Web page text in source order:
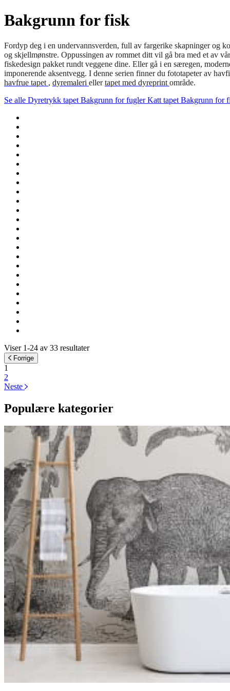
Bakgrunn for fisk
Fordyp deg i en undervannsverden, full av fargerike skapninger og
og skjellmønstre. Oppussingen av rommet ditt vil gå bra med et av
fiskedesign pakket rundt veggene dine. Eller gå i en særegen,
imponerende aksentvegg. I denne serien finner du fototapeter av
havfrue tapet , dyremaleri ellertapet med dyreprint område.
Se alle Dyretrykk tapet Bakgrunn for fuglerKatt tapet Bakgrunn for
Viser 1-24 av 33 resultater
Forrige
1
2
Neste
Populære kategorier